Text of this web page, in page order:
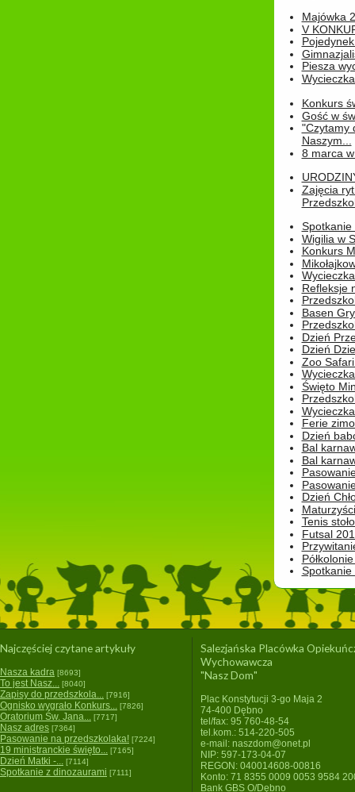
Majówka
V
Piesza
Konkurs
Gość w
"Czytamy
Naszym...
8 marca
Zajęcia
Spotkanie
Wigilia w
Konkurs
Refleksje
Basen
Dzień
Dzień
Zoo
Święto
Ferie
Dzień
Bal
Bal
Dzień
Tenis
Futsal
Najczęściej czytane artykuły
Nasza kadra [8693]
To jest Nasz... [8040]
Zapisy do przedszkola... [7916]
Ognisko wygrało Konkurs... [7826]
Oratorium Św. Jana... [7717]
Nasz adres [7364]
Pasowanie na przedszkolaka! [7224]
19 ministranckie święto... [7165]
Dzień Matki -... [7114]
Spotkanie z dinozaurami [7111]
Salezjańska Placówka
Wychowawcza
"Nasz Dom"
Plac Konstytucji 3-go Maja 2
74-400 Dębno
tel/fax: 95 760-48-54
tel.kom.: 514-220-505
e-mail: naszdom@onet.pl
NIP: 597-173-04-07
REGON: 040014608-00816
Konto: 71 8355 0009 0053 9584
Bank GBS O/Dębno